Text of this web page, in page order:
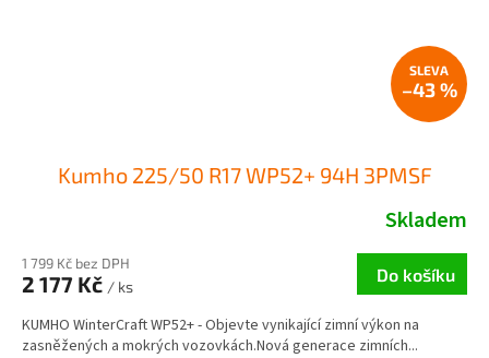
–43 %
Kumho 225/50 R17 WP52+ 94H 3PMSF
Skladem
1 799 Kč bez DPH
2 177 Kč / ks
Do košíku
KUMHO WinterCraft WP52+ - Objevte vynikající zimní výkon na
zasněžených a mokrých vozovkách.Nová generace zimních...